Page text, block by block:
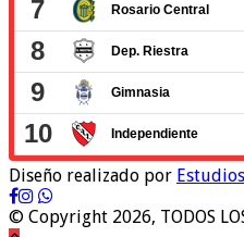
Diseño realizado por
© Copyright 2026, TODOS LOS